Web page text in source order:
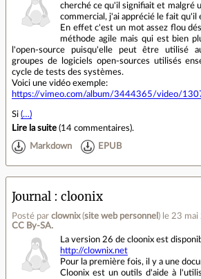
cherché ce qu'il signifiait et malgré
commercial, j'ai apprécié le fait qu'il
En effet c'est un mot assez flou
méthode agile mais qui est bien
l'open-source puisqu'elle peut être utilisé
groupes de logiciels open-sources utilisés
cycle de tests des systèmes.
Voici une vidéo exemple:
https://vimeo.com/album/3444365/video/
Si (…)
Lire la suite (14 commentaires).
Markdown EPUB
Journal cloonix
Posté par clownix(site web personnel ) le 23
CC By‑SA.
La version 26 de cloonix est
http://clownix.net
Pour la première fois, il y a une
Cloonix est un outils d'aide à